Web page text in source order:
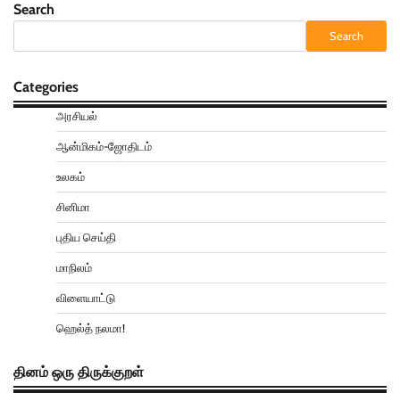
Search
Search
Categories
அரசியல்
ஆன்மிகம்-ஜோதிடம்
உலகம்
சினிமா
புதிய செய்தி
மாநிலம்
விளையாட்டு
ஹெல்த் நலமா!
தினம் ஒரு திருக்குறள்